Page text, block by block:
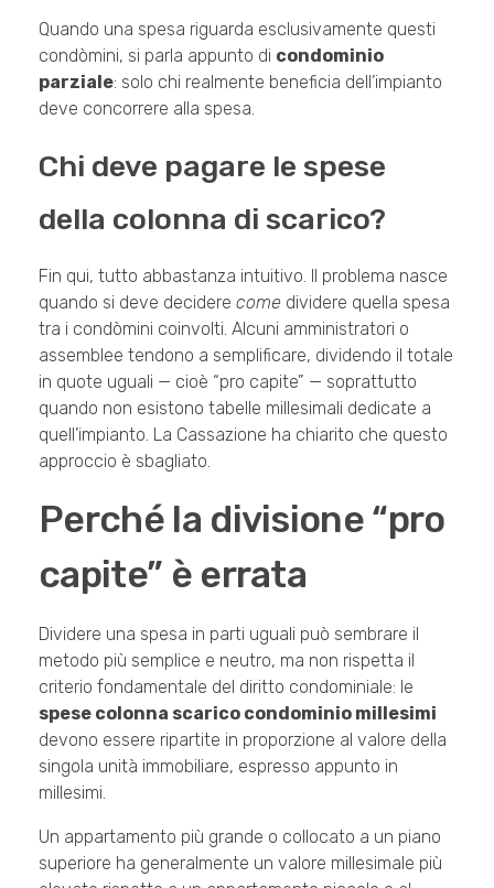
Quando una spesa riguarda esclusivamente questi
condòmini, si parla appunto di condominio
parziale: solo chi realmente beneficia dell’impianto
deve concorrere alla spesa.
Chi deve pagare le spese
della colonna di scarico?
Fin qui, tutto abbastanza intuitivo. Il problema nasce
quando si deve decidere come dividere quella spesa
tra i condòmini coinvolti. Alcuni amministratori o
assemblee tendono a semplificare, dividendo il totale
in quote uguali — cioè “pro capite” — soprattutto
quando non esistono tabelle millesimali dedicate a
quell’impianto. La Cassazione ha chiarito che questo
approccio è sbagliato.
Perché la divisione “pro
capite” è errata
Dividere una spesa in parti uguali può sembrare il
metodo più semplice e neutro, ma non rispetta il
criterio fondamentale del diritto condominiale: le
spese colonna scarico condominio millesimi
devono essere ripartite in proporzione al valore della
singola unità immobiliare, espresso appunto in
millesimi.
Un appartamento più grande o collocato a un piano
superiore ha generalmente un valore millesimale più